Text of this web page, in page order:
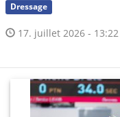
Dressage
17. juillet 2026 - 13:22